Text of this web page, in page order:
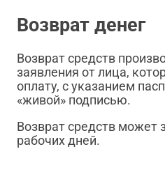
Возврат денег
Возврат средств
заявления от лица,
оплату, с указанием
«живой» подписью.
Возврат средств может
рабочих дней.